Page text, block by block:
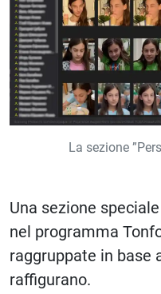
La sezione
Una sezione
nel programma
raggruppate in base
raffigurano.